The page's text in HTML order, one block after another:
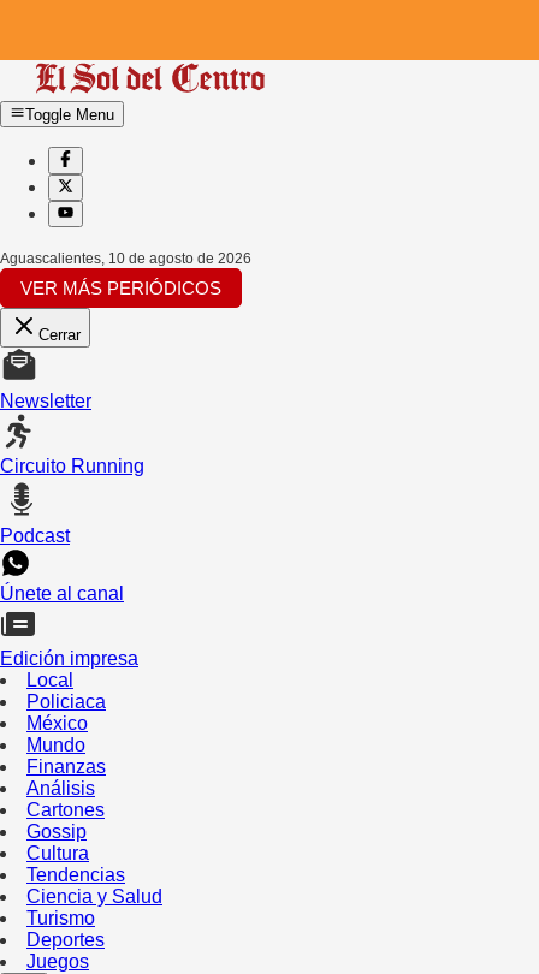
Toggle Menu
Aguascalientes, 10 de agosto de 2026
VER MÁS PERIÓDICOS
Cerrar
Newsletter
Circuito Running
Podcast
Únete al canal
Edición impresa
Local
Policiaca
México
Mundo
Finanzas
Análisis
Cartones
Gossip
Cultura
Tendencias
Ciencia y Salud
Turismo
Deportes
Juegos